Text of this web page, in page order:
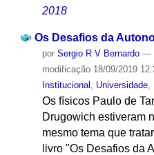
2018
Os Desafios da
por Sergio R V Bernardo —
modificação18/09/2019
Institucional
Universidade,
Os físicos Paulo de
Drugowich estiveram
mesmo tema que
livro "Os Desafios da